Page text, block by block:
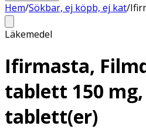
Hem/Sökbar, ej köpb, ej kat/
Läkemedel
Ifirmasta,
tablett 150 mg,
tablett(er)